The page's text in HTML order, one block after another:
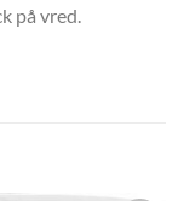
på vred.